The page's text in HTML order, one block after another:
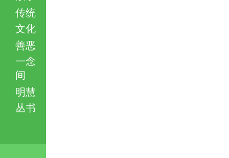
传统
文化
善恶
一念
间
明慧
丛书